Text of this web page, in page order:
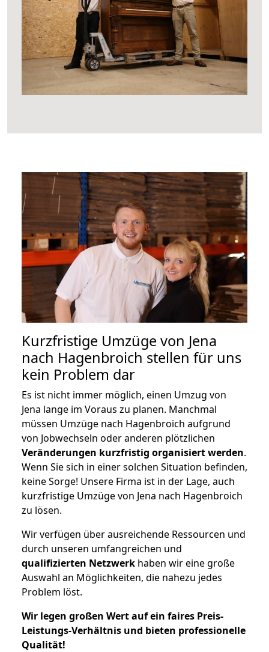
Kurzfristige Umzüge von Jena
nach Hagenbroich stellen für uns
kein Problem dar
Es ist nicht immer möglich, einen Umzug von
Jena lange im Voraus zu planen. Manchmal
müssen Umzüge nach Hagenbroich aufgrund
von Jobwechseln oder anderen plötzlichen
Veränderungen kurzfristig organisiert werden.
Wenn Sie sich in einer solchen Situation befinden,
keine Sorge! Unsere Firma ist in der Lage, auch
kurzfristige Umzüge von Jena nach Hagenbroich
zu lösen.
Wir verfügen über ausreichende Ressourcen und
durch unseren umfangreichen und
qualifizierten Netzwerk haben wir eine große
Auswahl an Möglichkeiten, die nahezu jedes
Problem löst.
Wir legen großen Wert auf ein faires Preis-
Leistungs-Verhältnis und bieten professionelle
Qualität!